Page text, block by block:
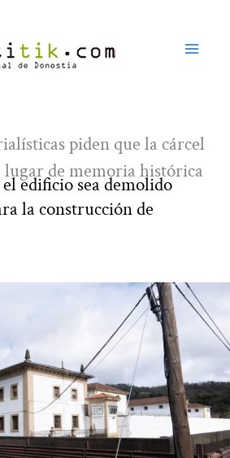
piden que la cárcel
lugar de memoria histórica
edificio sea demolido
la construcción de